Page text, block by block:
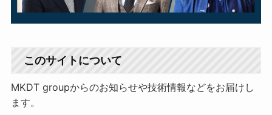
このサイトについて
MKDT groupからのお知らせや技術情報などをお届けし
ます。